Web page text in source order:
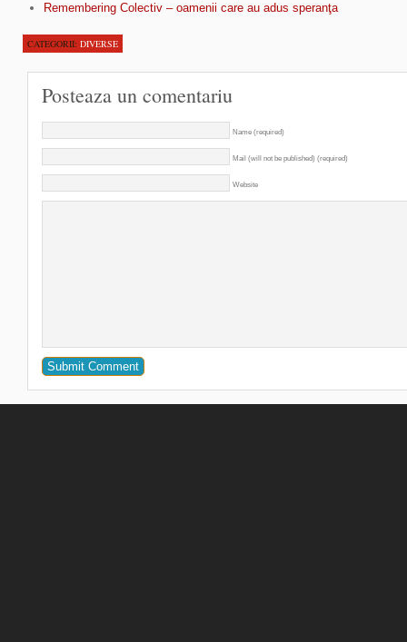
Remembering Colectiv – oamenii care au adus speranţa
CATEGORII: DIVERSE
Posteaza un comentariu
Name (required)
Mail (will not be published) (required)
Website